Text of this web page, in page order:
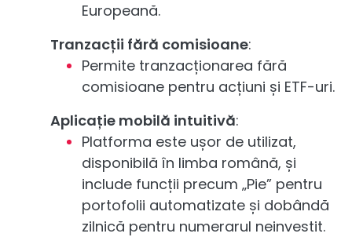
Europeană.
Tranzacții fără comisioane:
Permite tranzacționarea fără
comisioane pentru acțiuni și ETF-uri.
Aplicație mobilă intuitivă:
Platforma este ușor de utilizat,
disponibilă în limba română, și
include funcții precum „Pie” pentru
portofolii automatizate și dobândă
zilnică pentru numerarul neinvestit.